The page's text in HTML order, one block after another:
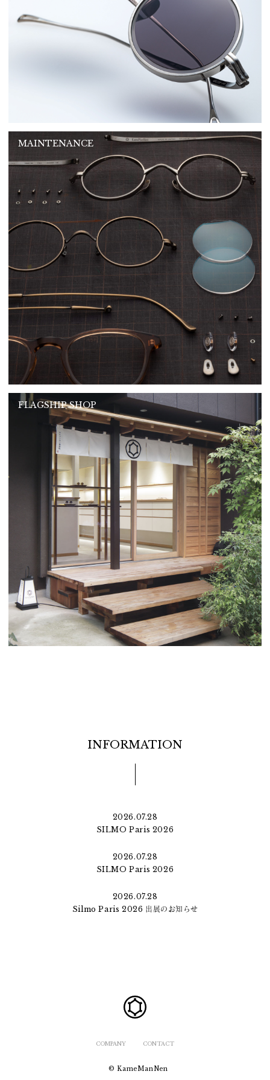
MAINTENANCE
FLAGSHIP SHOP
INFORMATION
2026.07.28
SILMO Paris 2026
2026.07.28
SILMO Paris 2026
2026.07.28
Silmo Paris 2026 出展のお知らせ
COMPANY CONTACT
© KameManNen